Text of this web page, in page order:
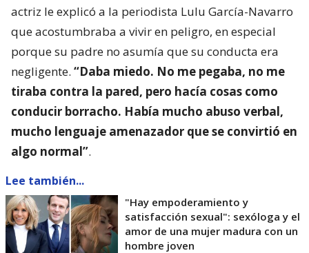
actriz le explicó a la periodista Lulu García-Navarro
que acostumbraba a vivir en peligro, en especial
porque su padre no asumía que su conducta era
negligente. “Daba miedo. No me pegaba, no me
tiraba contra la pared, pero hacía cosas como
conducir borracho. Había mucho abuso verbal,
mucho lenguaje amenazador que se convirtió en
algo normal”.
Lee también...
"Hay empoderamiento y
satisfacción sexual": sexóloga y el
amor de una mujer madura con un
hombre joven